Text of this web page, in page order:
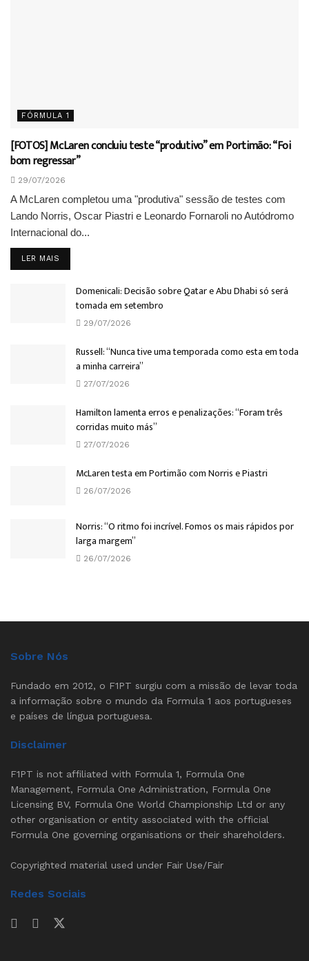
FÓRMULA 1
[FOTOS] McLaren concluiu teste “produtivo” em Portimão: “Foi
bom regressar”
29/07/2026
A McLaren completou uma "produtiva" sessão de testes com
Lando Norris, Oscar Piastri e Leonardo Fornaroli no Autódromo
Internacional do...
LER MAIS
Domenicali: Decisão sobre Qatar e Abu Dhabi só será
tomada em setembro
29/07/2026
Russell: “Nunca tive uma temporada como esta em toda
a minha carreira”
27/07/2026
Hamilton lamenta erros e penalizações: “Foram três
corridas muito más”
27/07/2026
McLaren testa em Portimão com Norris e Piastri
26/07/2026
Norris: “O ritmo foi incrível. Fomos os mais rápidos por
larga margem”
26/07/2026
Sobre Nós
Fundado em 2012, o F1PT surgiu com a missão de levar toda
a informação sobre o mundo da Formula 1 aos portugueses
e países de língua portuguesa.
Disclaimer
F1PT is not affiliated with Formula 1, Formula One
Management, Formula One Administration, Formula One
Licensing BV, Formula One World Championship Ltd or any
other organisation or entity associated with the official
Formula One governing organisations or their shareholders.
Copyrighted material used under Fair Use/Fair
Redes Sociais